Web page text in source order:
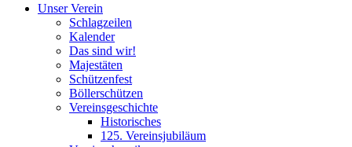
Unser Verein
Schlagzeilen
Kalender
Das sind wir!
Majestäten
Schützenfest
Böllerschützen
Vereinsgeschichte
Historisches
125. Vereinsjubiläum